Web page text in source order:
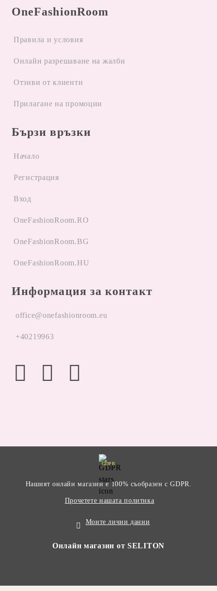
OneFashionRoom
Правила и условия
Oнлайн разрешаване на жалби
Отзиви от клиенти
Прилагане на промоции
Бързи връзки
Начало
Регистрация
Вход
OneFashionRoom.RO
OneFashionRoom.BG
OneFashionRoom.HU
Информация за контакт
office@onefashionroom.eu
+40219963
GDPR
Нашият онлайн магазин е 100% съобразен с GDPR.
Прочетете нашата политика
Моите лични данни
Онлайн магазин от SELITON